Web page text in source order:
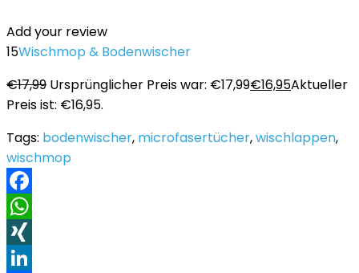
Add your review
15Wischmop & Bodenwischer
€17,99 Ursprünglicher Preis war: €17,99€16,95Aktueller
Preis ist: €16,95.
Tags: bodenwischer, microfasertücher,wischlappen,
wischmop
Facebook
WhatsApp
XING